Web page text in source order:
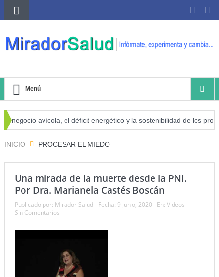
Menú
negocio avícola, el déficit energético y la sostenibilidad de los
INICIO PROCESAR EL MIEDO
Una mirada de la muerte desde la PNI.
Por Dra. Marianela Castés Boscán
Publicado por: Mirador Salud Fecha: 9 junio, 2020 En: Videos
Sin Comentarios